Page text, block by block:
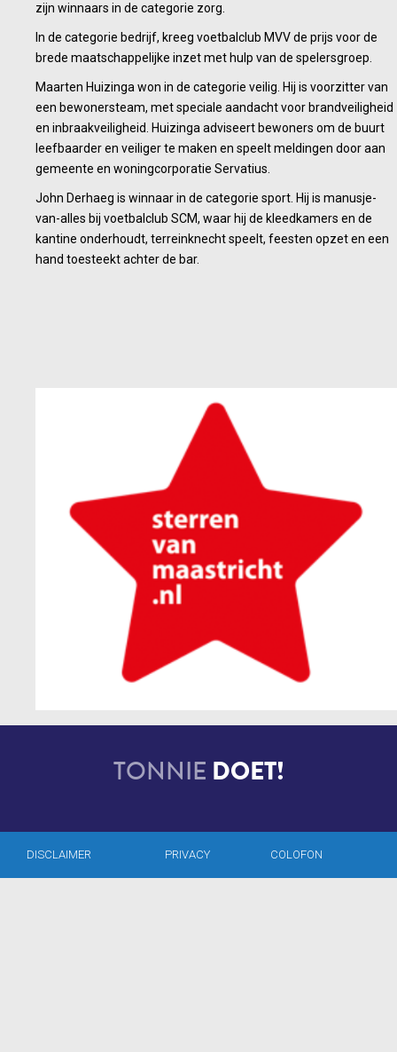
zijn winnaars in de categorie zorg.
In de categorie bedrijf, kreeg voetbalclub MVV de prijs voor de
brede maatschappelijke inzet met hulp van de spelersgroep.
Maarten Huizinga won in de categorie veilig. Hij is voorzitter van
een bewonersteam, met speciale aandacht voor brandveiligheid
en inbraakveiligheid. Huizinga adviseert bewoners om de buurt
leefbaarder en veiliger te maken en speelt meldingen door aan
gemeente en woningcorporatie Servatius.
John Derhaeg is winnaar in de categorie sport. Hij is manusje-
van-alles bij voetbalclub SCM, waar hij de kleedkamers en de
kantine onderhoudt, terreinknecht speelt, feesten opzet en een
hand toesteekt achter de bar.
TONNIE DOET!
DISCLAIMER PRIVACY COLOFON